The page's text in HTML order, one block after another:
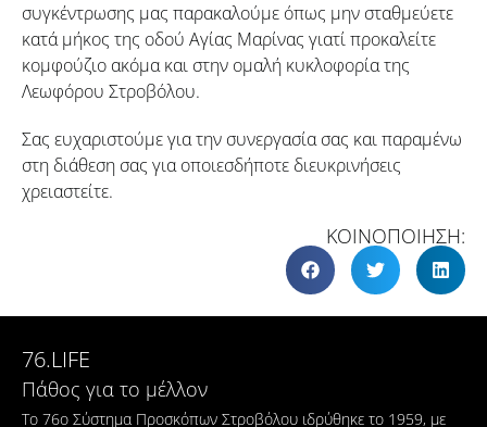
συγκέντρωσης μας παρακαλούμε όπως μην σταθμεύετε
κατά μήκος της οδού Αγίας Μαρίνας γιατί προκαλείτε
κομφούζιο ακόμα και στην ομαλή κυκλοφορία της
Λεωφόρου Στροβόλου.
Σας ευχαριστούμε για την συνεργασία σας και παραμένω
στη διάθεση σας για οποιεσδήποτε διευκρινήσεις
χρειαστείτε.
ΚΟΙΝΟΠΟΙΗΣΗ:
76.LIFE
Πάθος για το μέλλον
Το 76ο Σύστημα Προσκόπων Στροβόλου ιδρύθηκε το 1959, με